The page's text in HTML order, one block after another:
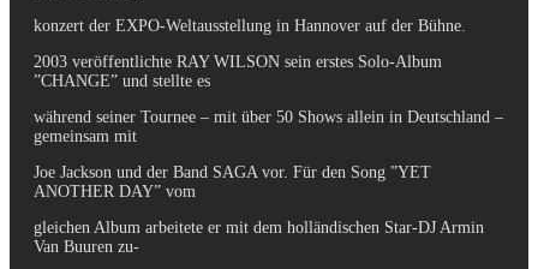
konzert der EXPO-Weltausstellung in Hannover auf der Bühne.
2003 veröffentlichte RAY WILSON sein erstes Solo-Album
”CHANGE” und stellte es
während seiner Tournee – mit über 50 Shows allein in Deutschland –
gemeinsam mit
Joe Jackson und der Band SAGA vor. Für den Song ”YET
ANOTHER DAY” vom
gleichen Album arbeitete er mit dem holländischen Star-DJ Armin
Van Buuren zu-